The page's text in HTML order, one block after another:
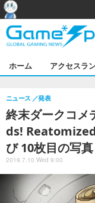
ホーム アクセスラ
終末ダークコメ
ds!
び 10枚目の写
ニュース 発表
2019.7.10 Wed 9:00